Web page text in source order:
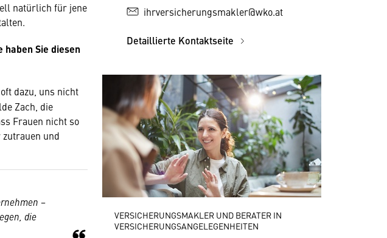
natürlich für jene
Sie diesen
dazu, uns nicht
Zach, die
Frauen nicht so
und
−
die
ihrversicherungsmakler@wko.at
Detaillierte Kontaktseite
VERSICHERUNGSMAKLER UND BERATER IN
VERSICHERUNGSANGELEGENHEITEN